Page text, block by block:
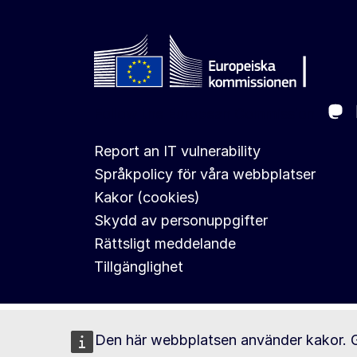
Den här webbplatsen använder kakor.
Report an IT vulnerability
Språkpolicy för våra webbplatser
Kakor (cookies)
Skydd av personuppgifter
Rättsligt meddelande
Tillgänglighet